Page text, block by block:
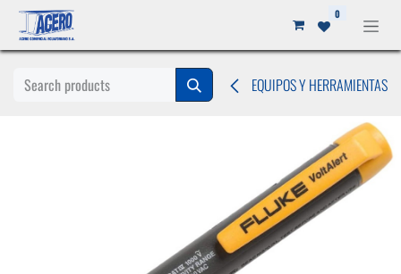
Ir al contenido 0
EQUIPOS Y HERRAMIENTAS